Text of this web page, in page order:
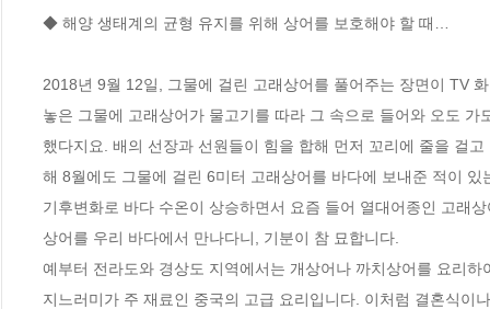
◆ 해양 생태계의 균형 유지를 위해 상어를 보호해야 할 때…
2018년 9월 12일, 그물에 걸린 고래상어를 풀어주는 장면이 TV
놓은 그물에 고래상어가 물고기를 따라 그 속으로 들어와 오도
했다지요. 배의 선장과 선원들이 힘을 합해 먼저 꼬리에 줄을 걸
해 8월에도 그물에 걸린 6미터 고래상어를 바다에 보내준 적이
기후변화로 바다 수온이 상승하면서 요즘 들어 열대어종인 고래
상어를 우리 바다에서 만나다니, 기분이 참 묘합니다.
예부터 전라도와 경상도 지역에서는 개상어나 까치상어를 요리
지느러미가 주 재료인 중국의 고급 요리입니다. 이처럼 결혼식이